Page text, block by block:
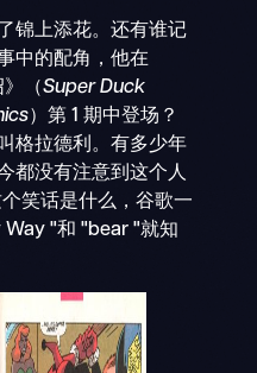
锦上添花。还有谁记
中的配角，他在
（Super Duck
）第 1 期中登场？
格拉德利。有多少年
都没有注意到这个人
笑话是什么，谷歌一
Way "和 "bear "就知